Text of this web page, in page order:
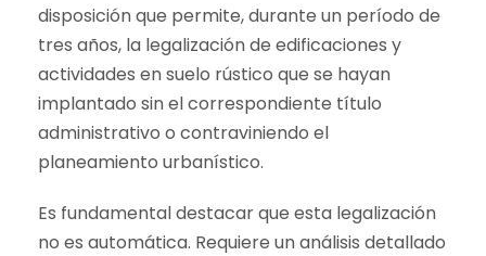
disposición que permite, durante un período de
tres años, la legalización de edificaciones y
actividades en suelo rústico que se hayan
implantado sin el correspondiente título
administrativo o contraviniendo el
planeamiento urbanístico.
Es fundamental destacar que esta legalización
no es automática. Requiere un análisis detallado